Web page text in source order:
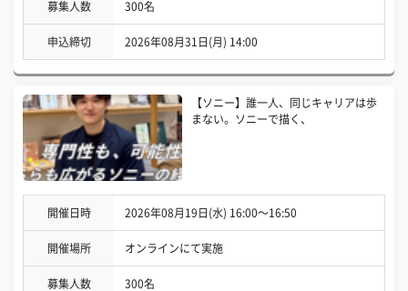
募集人数 300名
申込締切 2026年08月31日(月) 14:00
【ソニー】誰一人、同じキャリアは歩
まない。ソニーで描く、
開催日時 2026年08月19日(水) 16:00〜16:50
開催場所 オンラインにて実施
募集人数 300名